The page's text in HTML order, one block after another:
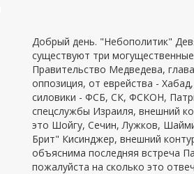
Добрый день. "Небополитик"
существуют три
Правительство Медведева,
оппозиция, от еврейства -
силовики - ФСБ, СК, ФСКОН,
спецслужбы Израиля, внешний
это Шойгу, Сечин, Лужков,
Брит" Кисинджер, внешний
объяснима последняя встреча
пожалуйста на сколько это